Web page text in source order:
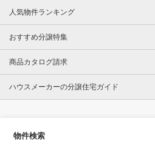
人気物件ランキング
おすすめ分譲特集
商品カタログ請求
ハウスメーカーの分譲住宅ガイド
物件検索